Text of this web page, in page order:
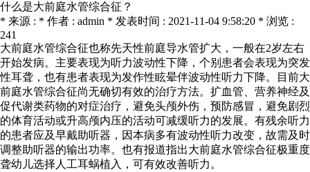
什么是大前庭水管综合征？
* 来源 : * 作者 : admin * 发表时间 : 2021-11-04 9:58:20 * 浏览 :
241
大前庭水管综合征也称先天性前庭导水管扩大，一般在2岁左右
开始发病。主要表现为听力波动性下降，个别患者会表现为突发
性耳聋，也有患者表现为发作性眩晕伴波动性听力下降。目前大
前庭水管综合征尚无确切有效的治疗方法。扩血管、营养神经及
促代谢类药物的对症治疗，避免头颅外伤，预防感冒，避免剧烈
的体育活动或升高颅内压的活动可减缓听力的发展。有残余听力
的患者应及早戴助听器，因本病多有波动性听力改变，故需及时
调整助听器的输出功率。也有报道指出大前庭水管综合征极重度
聋幼儿选择人工耳蜗植入，可有效改善听力。